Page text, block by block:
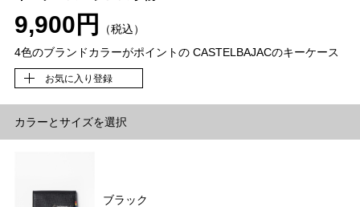
9,900円
（税込）
4色のブランドカラーがポイントの CASTELBAJACのキーケース
お気に入り登録
カラーとサイズを選択
ブラック